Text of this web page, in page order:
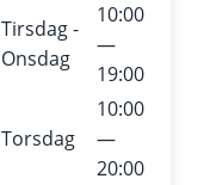
Tirsdag -
Onsdag
10:00
—
19:00
Torsdag
10:00
—
20:00